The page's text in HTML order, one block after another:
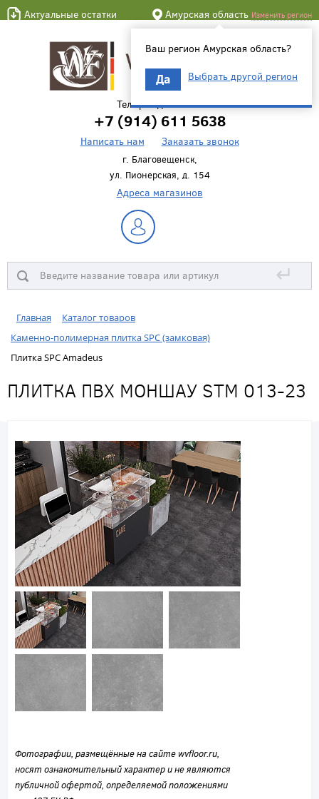
Актуальные остатки Амурская область Изменить регион
Ваш регион Амурская область?
Да Выбрать другой регион
Телефон для связи
+7 (914) 611 5638
Написать нам Заказать звонок
г. Благовещенск,
ул. Пионерская, д. 154
Адреса магазинов
↵
Главная
Каталог товаров
Каменно-полимерная плитка SPC (замковая)
Плитка SPC Amadeus
ПЛИТКА ПВХ МОНШАУ STM 013-23
Фотографии, размещённые на сайте wvfloor.ru,
носят ознакомительный характер и не являются
публичной офертой, определяемой положениями